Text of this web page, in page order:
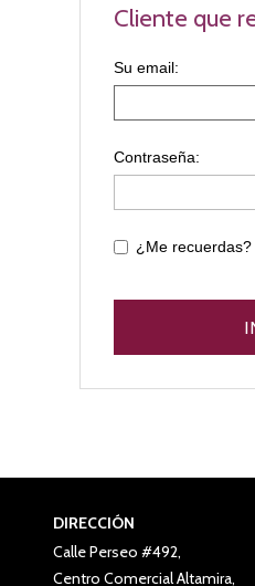
Cliente que
Contraseña:
¿Me recuerdas?
DIRECCIÓN
Calle Perseo #492,
Centro Comercial Altamira,